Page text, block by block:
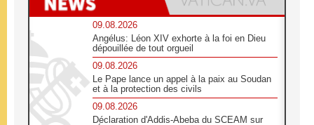
09.08.2026
Angélus: Léon XIV exhorte à la foi en Dieu
dépouillée de tout orgueil
09.08.2026
Le Pape lance un appel à la paix au Soudan
et à la protection des civils
09.08.2026
Déclaration d'Addis-Abeba du SCEAM sur